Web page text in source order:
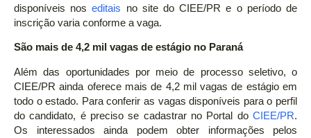
disponíveis noseditais no site do CIEE/PR e o período de
inscrição varia conforme a vaga.
São mais de 4,2 mil vagas de estágio no Paraná
Além das oportunidades por meio de processo seletivo, o
CIEE/PR ainda oferece mais de 4,2 mil vagas de estágio em
todo o estado. Para conferir as vagas disponíveis para o perfil
do candidato, é preciso se cadastrar no Portal doCIEE/PR.
Os interessados ainda podem obter informações pelos